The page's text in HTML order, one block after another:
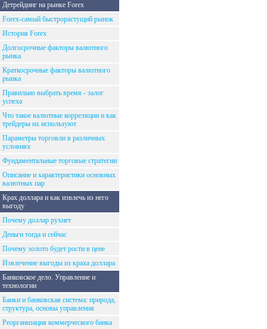
Детрейдинг на рынке Forex
Forex-самый быстрорастущий рынок
История Forex
Долгосрочные факторы валютного
рынка
Краткосрочные факторы валютного
рынка
Правильно выбрать время - залог
успеха
Что такое валютные корреляции и как
трейдеры их используют
Параметры торговли в различных
условиях
Фундаментальные торговые стратегии
Описание и характеристики основных
валютных пар
Крах доллара и как извлечь из него
выгоду
Почему доллар рухнет
Деньги тогда и сейчас
Почему золото будет рости в цене
Извлечение выгоды из краха доллара
Банковское дело. Управление и
технологии
Банки и банковская система: природа,
структура, основы управления
Реорганизация коммерческого банка